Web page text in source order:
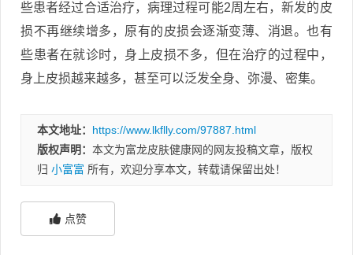
些患者经过合适治疗，病理过程可能2周左右，新发的皮
损不再继续增多，原有的皮损会逐渐变薄、消退。也有
些患者在就诊时，身上皮损不多，但在治疗的过程中，
身上皮损越来越多，甚至可以泛发全身、弥漫、密集。
本文地址： https://www.lkflly.com/97887.html
版权声明： 本文为富龙皮肤健康网的网友投稿文章，版权
归 小富富 所有，欢迎分享本文，转载请保留出处！
点赞